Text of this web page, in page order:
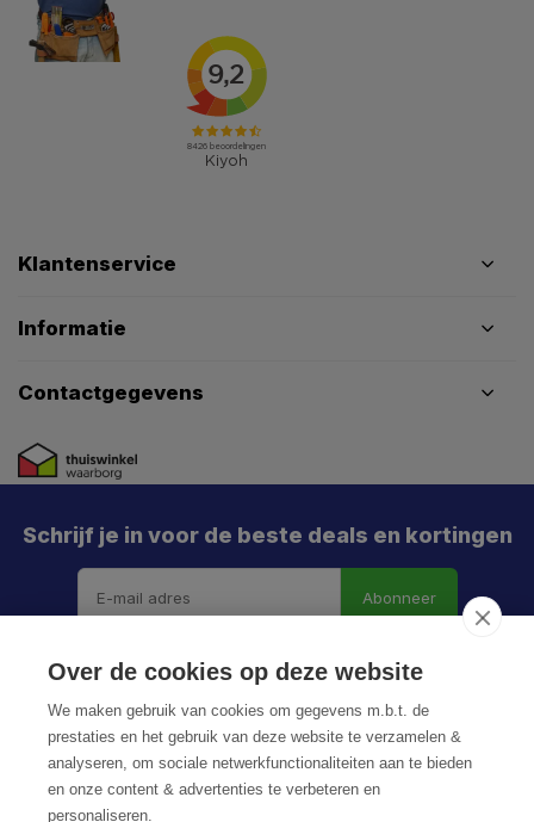
Klantenservice
Informatie
Contactgegevens
Schrijf je in voor de beste deals en kortingen
Abonneer
Over de cookies op deze website
We maken gebruik van cookies om gegevens m.b.t. de
prestaties en het gebruik van deze website te verzamelen &
analyseren, om sociale netwerkfunctionaliteiten aan te bieden
en onze content & advertenties te verbeteren en
personaliseren.